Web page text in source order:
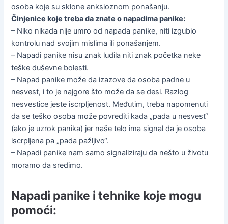
osoba koje su sklone anksioznom ponašanju.
Činjenice koje treba da znate o napadima panike:
– Niko nikada nije umro od napada panike, niti izgubio
kontrolu nad svojim mislima ili ponašanjem.
– Napadi panike nisu znak ludila niti znak početka neke
teške duševne bolesti.
– Napad panike može da izazove da osoba padne u
nesvest, i to je najgore što može da se desi. Razlog
nesvestice jeste iscrpljenost. Međutim, treba napomenuti
da se teško osoba može povrediti kada „pada u nesvest“
(ako je uzrok panika) jer naše telo ima signal da je osoba
iscrpljena pa „pada pažljivo“.
– Napadi panike nam samo signaliziraju da nešto u životu
moramo da sredimo.
Napadi panike i tehnike koje mogu
pomoći: